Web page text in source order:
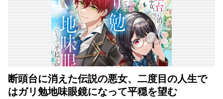
断頭台に消えた伝説の悪女、二度目の人生で
はガリ勉地味眼鏡になって平穏を望む